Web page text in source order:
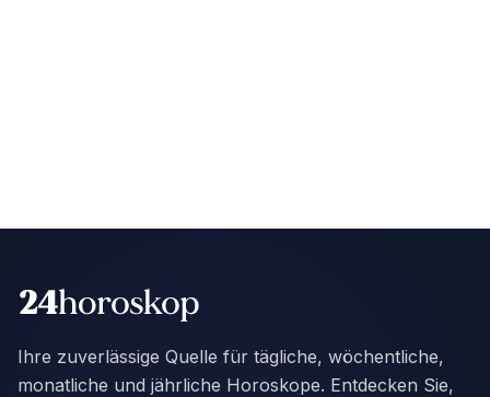
Ihre zuverlässige Quelle für tägliche, wöchentliche,
monatliche und jährliche Horoskope. Entdecken Sie,